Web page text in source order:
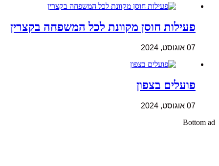
פעילות חוסן מקוונת לכל המשפחה בקצרין
07 אוגוסט, 2024
פועלים בצפון
07 אוגוסט, 2024
Bottom ad